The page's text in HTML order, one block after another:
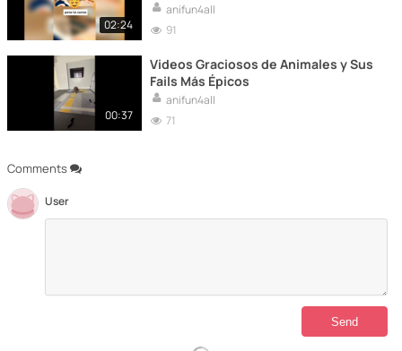
Comments
User
02:24
anifun4all
91
00:37
Videos Graciosos de Animales y Sus
Fails Más Épicos
anifun4all
71